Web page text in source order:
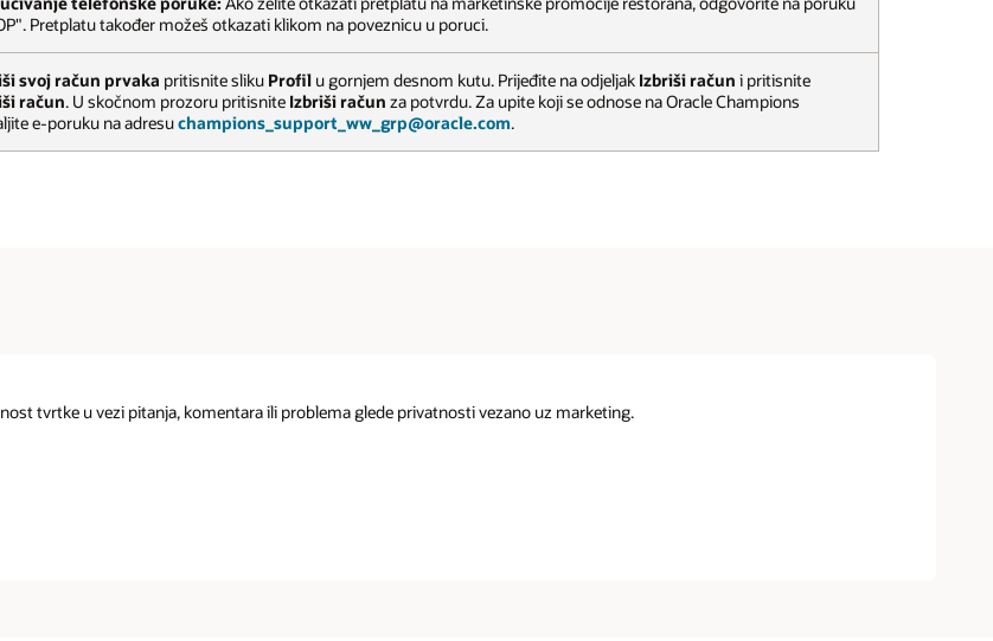
Pretplatu također možeš otkazati klikom na poveznicu u poruci.
svoj račun prvaka pritisnite sliku Profil u gornjem desnom kutu. Prijeđite na odjeljak Izbriši račun i pritisnite
račun. U skočnom prozoru pritisnite Izbriši račun za potvrdu. Za upite koji se odnose na Oracle Champions
e-poruku na adresuchampions_support_ww_grp@oracle.com.
tvrtke u vezi pitanja, komentara ili problema glede privatnosti vezano uz marketing.